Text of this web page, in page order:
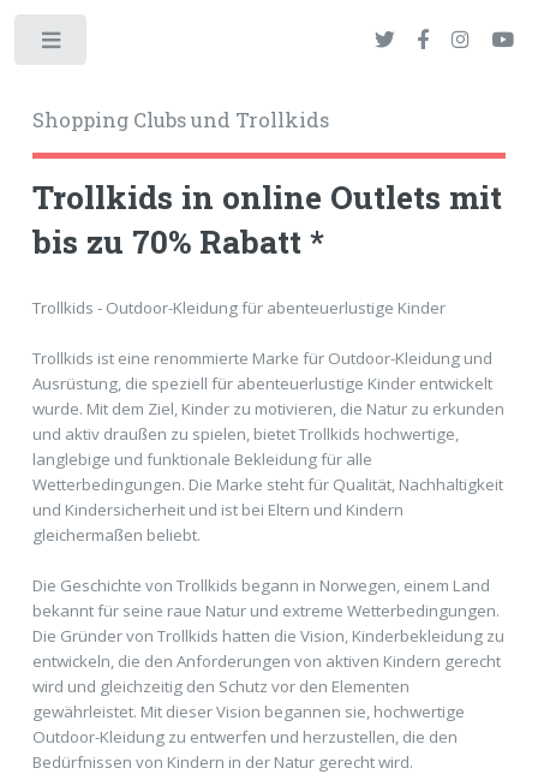
Shopping Clubs und Trollkids
Trollkids in online Outlets mit
bis zu 70% Rabatt *
Trollkids - Outdoor-Kleidung für abenteuerlustige Kinder
Trollkids ist eine renommierte Marke für Outdoor-Kleidung und
Ausrüstung, die speziell für abenteuerlustige Kinder entwickelt
wurde. Mit dem Ziel, Kinder zu motivieren, die Natur zu erkunden
und aktiv draußen zu spielen, bietet Trollkids hochwertige,
langlebige und funktionale Bekleidung für alle
Wetterbedingungen. Die Marke steht für Qualität, Nachhaltigkeit
und Kindersicherheit und ist bei Eltern und Kindern
gleichermaßen beliebt.
Die Geschichte von Trollkids begann in Norwegen, einem Land
bekannt für seine raue Natur und extreme Wetterbedingungen.
Die Gründer von Trollkids hatten die Vision, Kinderbekleidung zu
entwickeln, die den Anforderungen von aktiven Kindern gerecht
wird und gleichzeitig den Schutz vor den Elementen
gewährleistet. Mit dieser Vision begannen sie, hochwertige
Outdoor-Kleidung zu entwerfen und herzustellen, die den
Bedürfnissen von Kindern in der Natur gerecht wird.